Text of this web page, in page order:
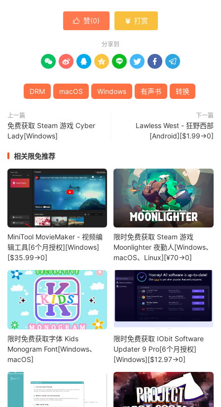
 赞(0)  打赏
分享到
       
DRM macOS Windows 有声书 转换
上一篇
免费获取 Steam 游戏 Cyber
Lady[Windows]
下一篇
Lawless West - 狂野西部
[Android][$1.99→0]
相关限免推荐
MiniTool MovieMaker - 视频编
辑工具[6个月授权][Windows]
[$35.99→0]
限时免费获取 Steam 游戏
Moonlighter 夜勤人[Windows、
macOS、Linux][¥70→0]
限时免费获取字体 Kids
Monogram Font[Windows、
macOS]
限时免费获取 IObit Software
Updater 9 Pro[6个月授权]
[Windows][$12.97→0]